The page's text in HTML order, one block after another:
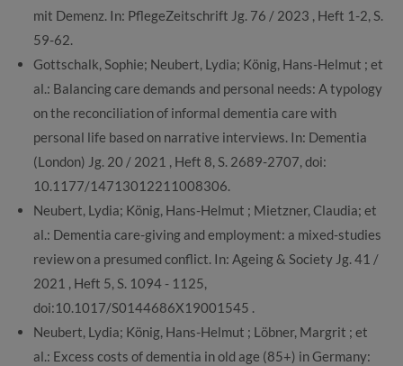
mit Demenz. In: PflegeZeitschrift Jg. 76 / 2023 , Heft 1-2, S.
59-62.
Gottschalk, Sophie; Neubert, Lydia; König, Hans-Helmut ; et
al.: Balancing care demands and personal needs: A typology
on the reconciliation of informal dementia care with
personal life based on narrative interviews. In: Dementia
(London) Jg. 20 / 2021 , Heft 8, S. 2689-2707, doi:
10.1177/14713012211008306.
Neubert, Lydia; König, Hans-Helmut ; Mietzner, Claudia; et
al.: Dementia care-giving and employment: a mixed-studies
review on a presumed conflict. In: Ageing & Society Jg. 41 /
2021 , Heft 5, S. 1094 - 1125,
doi:10.1017/S0144686X19001545 .
Neubert, Lydia; König, Hans-Helmut ; Löbner, Margrit ; et
al.: Excess costs of dementia in old age (85+) in Germany: